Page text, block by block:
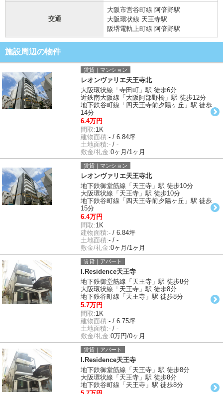
交通
大阪市営谷町線 阿倍野駅
大阪環状線 天王寺駅
阪堺電軌上町線 阿倍野駅
施設周辺の物件
賃貸｜マンション
レオンヴァリエ天王寺北
大阪環状線「寺田町」駅 徒歩6分
近鉄南大阪線「大阪阿部野橋」駅 徒歩12分
地下鉄谷町線「四天王寺前夕陽ヶ丘」駅 徒歩
14分
6.4万円
間取:1K
建物面積:- / 6.84坪
土地面積:- / -
敷金/礼金:0ヶ月/1ヶ月
賃貸｜マンション
レオンヴァリエ天王寺北
地下鉄御堂筋線「天王寺」駅 徒歩10分
大阪環状線「天王寺」駅 徒歩10分
地下鉄谷町線「四天王寺前夕陽ヶ丘」駅 徒歩
15分
6.4万円
間取:1K
建物面積:- / 6.84坪
土地面積:- / -
敷金/礼金:0ヶ月/1ヶ月
賃貸｜アパート
I.Residence天王寺
地下鉄御堂筋線「天王寺」駅 徒歩8分
大阪環状線「天王寺」駅 徒歩8分
地下鉄谷町線「天王寺」駅 徒歩8分
5.7万円
間取:1K
建物面積:- / 6.75坪
土地面積:- / -
敷金/礼金:0万円/0ヶ月
賃貸｜アパート
I.Residence天王寺
地下鉄御堂筋線「天王寺」駅 徒歩8分
大阪環状線「天王寺」駅 徒歩8分
地下鉄谷町線「天王寺」駅 徒歩8分